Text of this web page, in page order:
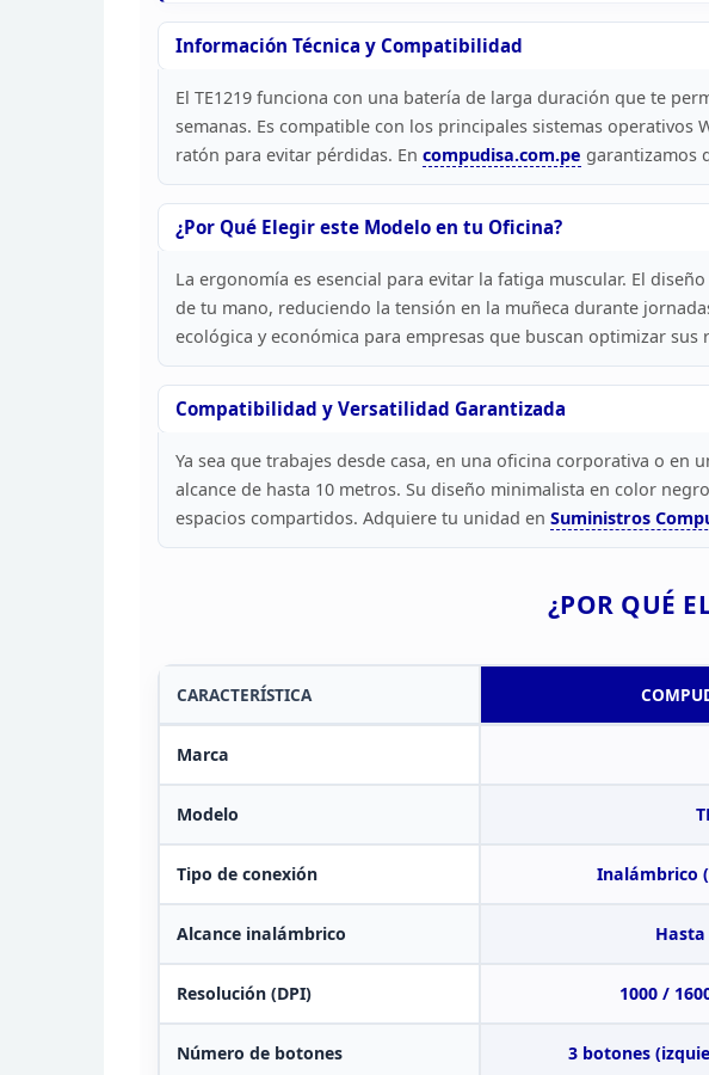
Información Técnica y Compatibilidad
El TE1219 funciona con una batería de larga duración que te
semanas. Es compatible con los principales sistemas operativos
ratón para evitar pérdidas. En compudisa.com.pe garantizamos
¿Por Qué Elegir este Modelo en tu Oficina?
La ergonomía es esencial para evitar la fatiga muscular. El diseño
de tu mano, reduciendo la tensión en la muñeca durante
ecológica y económica para empresas que buscan optimizar sus
Compatibilidad y Versatilidad Garantizada
Ya sea que trabajes desde casa, en una oficina corporativa o en
alcance de hasta 10 metros. Su diseño minimalista en color
espacios compartidos. Adquiere tu unidad en Suministros
¿POR QUÉ
CARACTERÍSTICA
Marca
Modelo
Tipo de conexión Inalámbrico
Alcance inalámbrico Hasta
Resolución (DPI) 1000 /
Número de botones 3 botones